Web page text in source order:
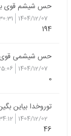
حس شیشم قوی
1404/12/07
194
حس شیشمی قوی
1404/12/07
0
توروخدا بیاین
1404/12/02
46